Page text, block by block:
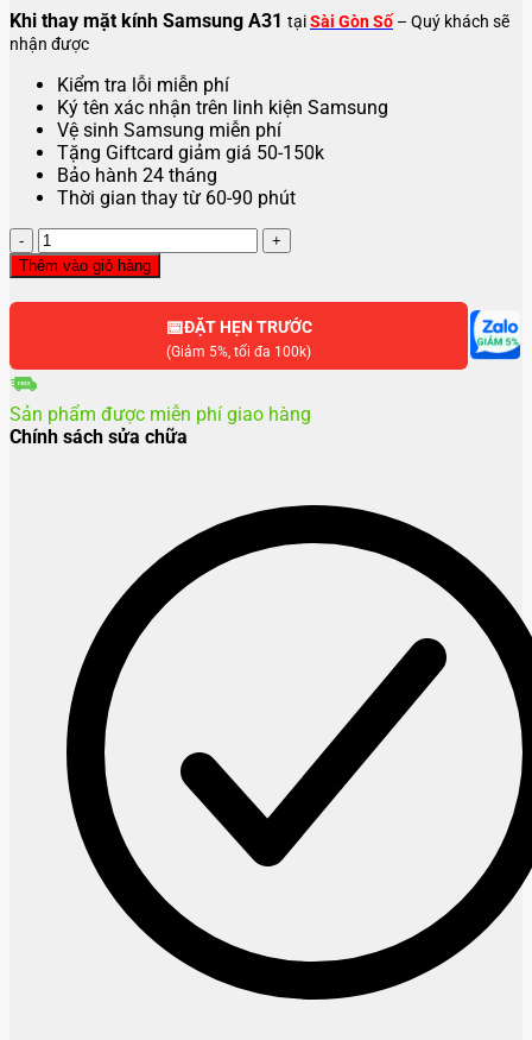
Khi thay mặt kính Samsung A31 tạiSài Gòn Số – Quý khách sẽ
nhận được
Kiểm tra lỗi miễn phí
Ký tên xác nhận trên linh kiện Samsung
Vệ sinh Samsung miễn phí
Tặng Giftcard giảm giá 50-150k
Bảo hành 24 tháng
Thời gian thay từ 60-90 phút
Thay
mặt
kính
Samsung
lượng
Thêm vào giỏ hàng
📅ĐẶT HẸN TRƯỚC
(Giảm 5%, tối đa 100k)
Sản phẩm được miễn phí giao hàng
Chính sách sửa chữa